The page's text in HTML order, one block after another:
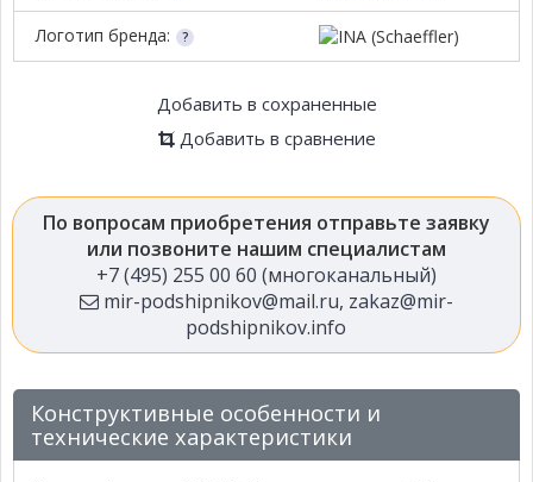
Логотип бренда:
Добавить в сохраненные
Добавить в сравнение
По вопросам приобретения отправьте заявку
или позвоните нашим специалистам
+7 (495) 255 00 60 (многоканальный)
mir-podshipnikov@mail.ru, zakaz@mir-
podshipnikov.info
Конструктивные особенности и
технические характеристики